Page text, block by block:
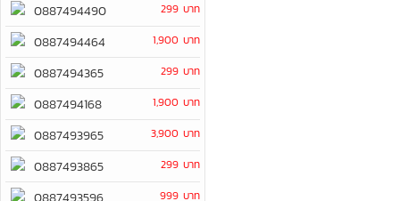
0887494490 299 บาท
0887494464 1,900 บาท
0887494365 299 บาท
0887494168 1,900 บาท
0887493965 3,900 บาท
0887493865 299 บาท
999 บาท